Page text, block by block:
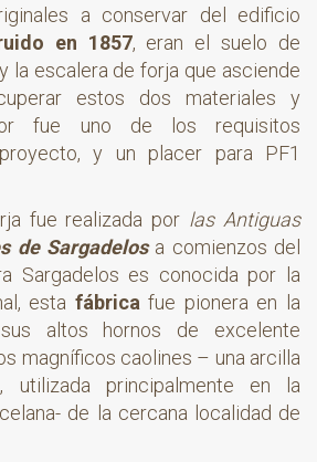
a conservar del edificio
en 1857, eran el suelo de
la escalera de forja que asciende
estos dos materiales y
fue uno de los requisitos
y un placer para PF1
fue realizada por las Antiguas
de Sargadelos a comienzos del
Sargadelos es conocida por la
esta fábrica fue pionera en la
altos hornos de excelente
magníficos caolines – una arcilla
utilizada principalmente en la
de la cercana localidad de